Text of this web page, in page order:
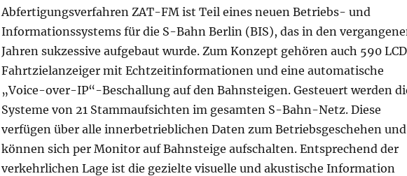
Abfertigungsverfahren ZAT-FM ist Teil eines neuen Betriebs- und
Informationssystems für die S-Bahn Berlin (BIS), das in den
Jahren sukzessive aufgebaut wurde. Zum Konzept gehören auch 590
Fahrtzielanzeiger mit Echtzeitinformationen und eine automatische
„Voice-over-IP“-Beschallung auf den Bahnsteigen. Gesteuert werden
Systeme von 21 Stammaufsichten im gesamten S-Bahn-Netz. Diese
verfügen über alle innerbetrieblichen Daten zum Betriebsgeschehen und
können sich per Monitor auf Bahnsteige aufschalten. Entsprechend der
verkehrlichen Lage ist die gezielte visuelle und akustische Information